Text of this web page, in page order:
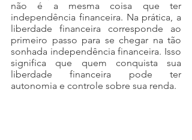
não é a mesma coisa que ter
independência financeira. Na prática, a
liberdade financeira corresponde ao
primeiro passo para se chegar na tão
sonhada independência financeira. Isso
significa que quem conquista sua
liberdade financeira pode ter
autonomia e controle sobre sua renda.